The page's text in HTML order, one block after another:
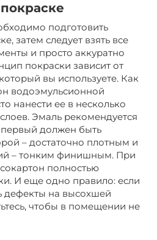
подготовить
затем следует взять все
и просто аккуратно
покраски зависит от
вы используете. Как
водоэмульсионной
нанести ее в несколько
Эмаль рекомендуется
первый должен быть
– достаточно плотным и
– тонким финишным. При
полностью
И еще одно правило: если
дефекты на высохшей
чтобы в помещении не